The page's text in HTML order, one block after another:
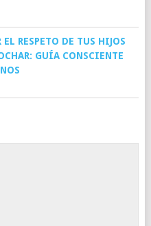
EL RESPETO DE TUS HIJOS
GUÍA CONSCIENTE